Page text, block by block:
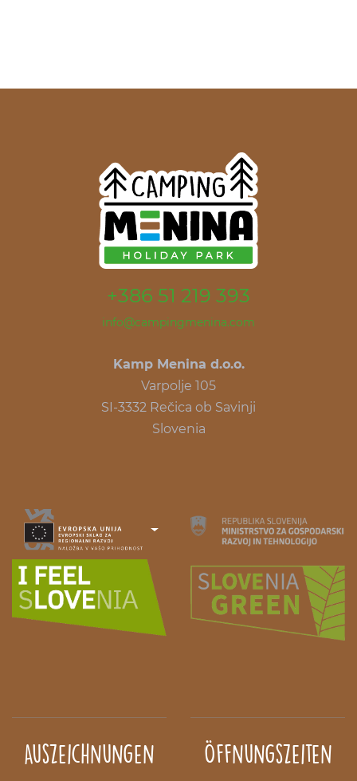
+386 51 219 393
info@campingmenina.com
Kamp Menina d.o.o.
Varpolje 105
SI-3332 Rečica ob Savinji
Slovenia
Auszeichnungen
Öffnungszeiten